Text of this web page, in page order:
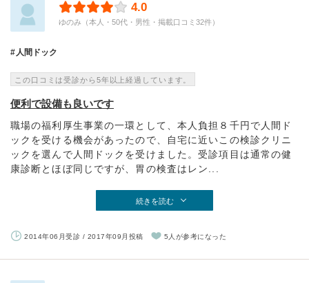
4.0
ゆのみ（本人・50代・男性・掲載口コミ32件）
人間ドック
この口コミは受診から5年以上経過しています。
便利で設備も良いです
職場の福利厚生事業の一環として、本人負担８千円で人間ド
ックを受ける機会があったので、自宅に近いこの検診クリニ
ックを選んで人間ドックを受けました。受診項目は通常の健
康診断とほぼ同じですが、胃の検査はレン...
続きを読む
2014年06月受診 / 2017年09月投稿 5人が参考になった